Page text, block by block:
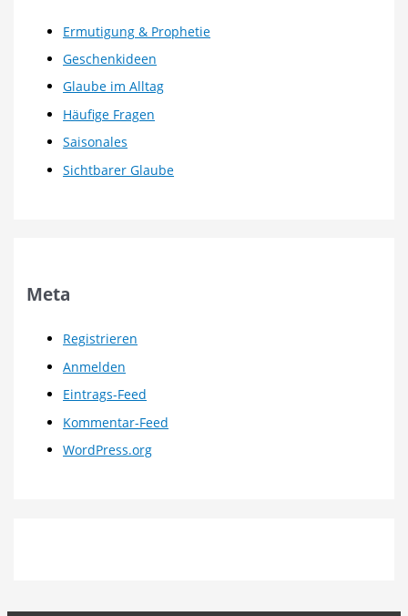
Ermutigung & Prophetie
Geschenkideen
Glaube im Alltag
Häufige Fragen
Saisonales
Sichtbarer Glaube
Meta
Registrieren
Anmelden
Eintrags-Feed
Kommentar-Feed
WordPress.org